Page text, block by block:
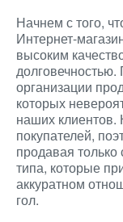
Начнем с того,
Интернет-
высоким
организации
которых
наших
покупателей,
продавая
типа, которые
аккуратном
гол.